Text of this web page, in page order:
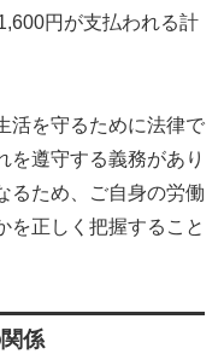
円が支払われる計
活を守るために法律で
を遵守する義務があり
るため、ご自身の労働
を正しく把握すること
係